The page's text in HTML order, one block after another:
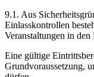
9.1. Aus
Einlasskontrollen
Veranstaltungen in
Eine gültige
Grundvoraussetzung,